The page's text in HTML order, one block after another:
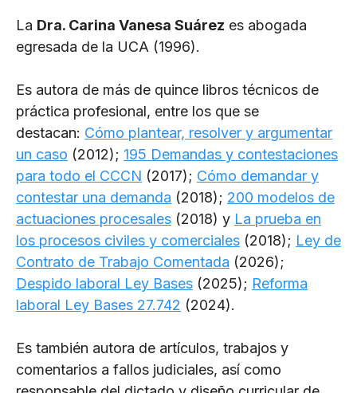
La Dra. Carina Vanesa Suárez es abogada
egresada de la UCA (1996).
Es autora de más de quince libros técnicos de
práctica profesional, entre los que se
destacan: Cómo plantear, resolver y argumentar
un caso (2012); 195 Demandas y contestaciones
para todo el CCCN (2017); Cómo demandar y
contestar una demanda (2018); 200 modelos de
actuaciones procesales (2018) y La prueba en
los procesos civiles y comerciales (2018); Ley de
Contrato de Trabajo Comentada (2026);
Despido laboral Ley Bases (2025); Reforma
laboral Ley Bases 27.742 (2024).
Es también autora de artículos, trabajos y
comentarios a fallos judiciales, así como